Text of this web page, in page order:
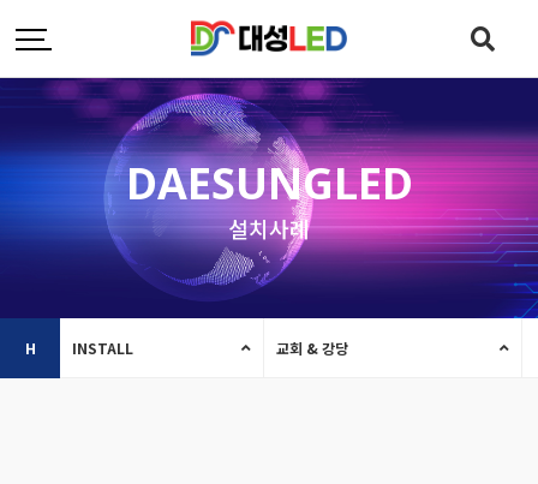
DAESUNGLED
설치사례
H INSTALL 교회 & 강당